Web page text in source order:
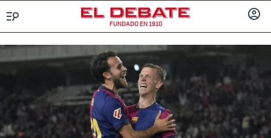
FUNDADO EN 1910